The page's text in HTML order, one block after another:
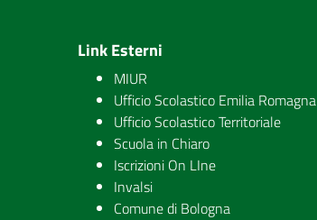
Link Esterni
MIUR
Ufficio Scolastico Emilia Romagna
Ufficio Scolastico Territoriale
Scuola in Chiaro
Iscrizioni On LIne
Invalsi
Comune di Bologna